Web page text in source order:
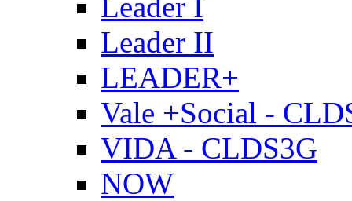
Leader II
LEADER+
Vale +Social -
VIDA - CLDS3G
NOW